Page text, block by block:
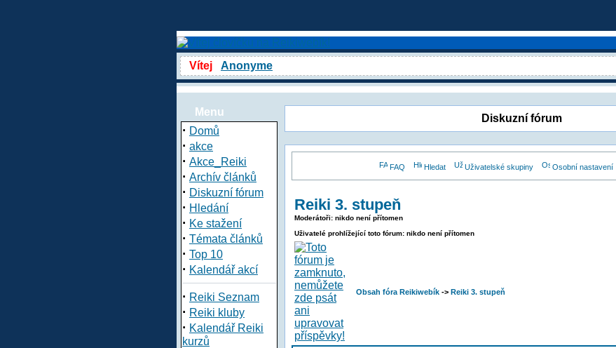
Vítej Anonyme
Menu
· Domů
· akce
· Akce_Reiki
· Archív článků
· Diskuzní fórum
· Hledání
· Ke stažení
· Témata článků
· Top 10
· Kalendář akcí
· Reiki Seznam
· Reiki kluby
· Kalendář Reiki
kurzů
Diskuzní fórum
FAQ Hledat Uživatelské skupiny Osobní nastavení
Reiki 3. stupeň
Moderátoři: nikdo není přítomen
Uživatelé prohlížející toto fórum: nikdo není přítomen
Obsah fóra Reikiwebík -> Reiki 3. stupeň